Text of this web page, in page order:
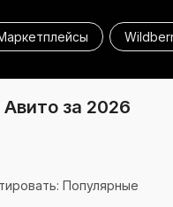
за 2026
Популярные